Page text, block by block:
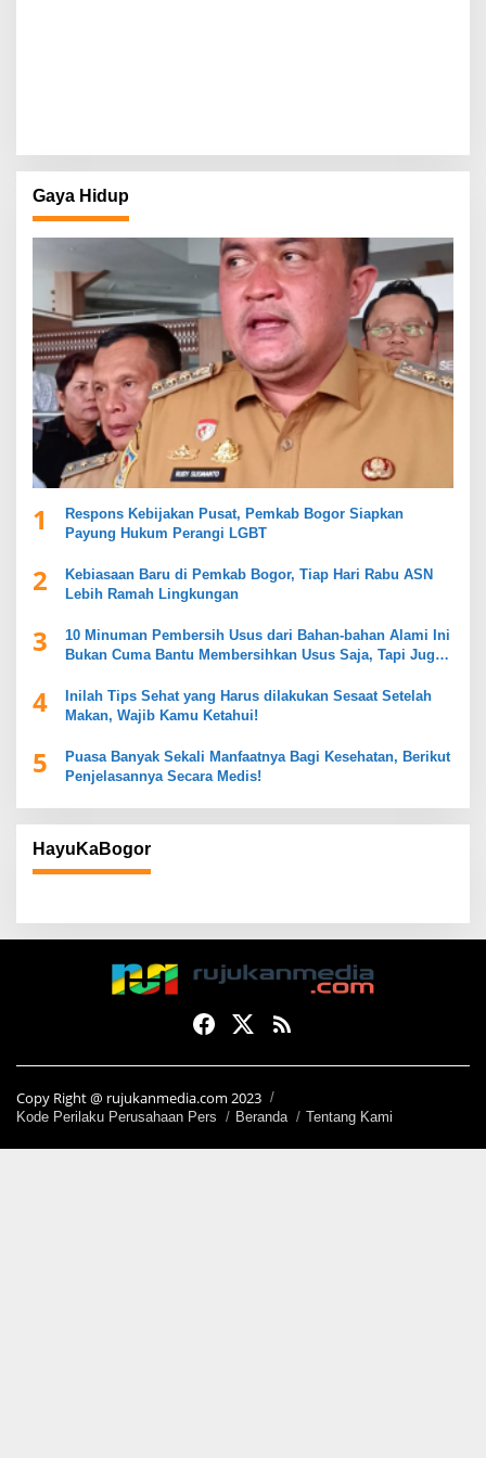
Gaya Hidup
1
Respons Kebijakan Pusat, Pemkab Bogor Siapkan
Payung Hukum Perangi LGBT
2
Kebiasaan Baru di Pemkab Bogor, Tiap Hari Rabu ASN
Lebih Ramah Lingkungan
3
10 Minuman Pembersih Usus dari Bahan-bahan Alami Ini
Bukan Cuma Bantu Membersihkan Usus Saja, Tapi Juga
4
Inilah Tips Sehat yang Harus dilakukan Sesaat Setelah
Makan, Wajib Kamu Ketahui!
5
Puasa Banyak Sekali Manfaatnya Bagi Kesehatan, Berikut
Penjelasannya Secara Medis!
HayuKaBogor
Copy Right @ rujukanmedia.com 2023
Kode Perilaku Perusahaan Pers Beranda Tentang Kami